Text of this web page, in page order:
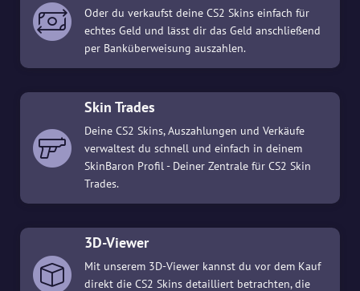
Oder du verkaufst deine CS2 Skins einfach für
echtes Geld und lässt dir das Geld anschließend
per Banküberweisung auszahlen.
Skin Trades
Deine CS2 Skins, Auszahlungen und Verkäufe
verwaltest du schnell und einfach in deinem
SkinBaron Profil - Deiner Zentrale für CS2 Skin
Trades.
3D-Viewer
Mit unserem 3D-Viewer kannst du vor dem Kauf
direkt die CS2 Skins detailliert betrachten, die